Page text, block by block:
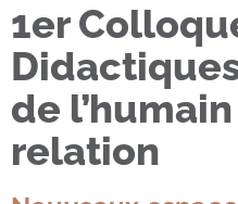
1er
de
relation